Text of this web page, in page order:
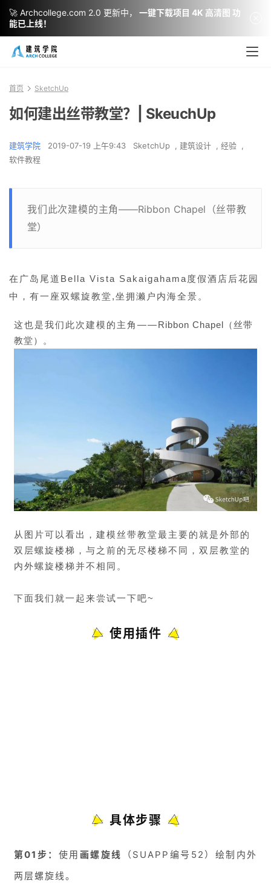
首页 SketchUp
如何建出丝带教堂？| SkeuchUp
建筑学院 2019-07-19 上午9:43 SketchUp , 建筑设计 , 经验 ,
软件教程
我们此次建模的主角——Ribbon Chapel（丝带教
堂）
在广岛尾道Bella Vista Sakaigahama度假酒店后花园
中，有一座双螺旋教堂,坐拥濑户内海全景。
这也是我们此次建模的主角——Ribbon Chapel（丝带
教堂）
。
从图片可以看出，建模丝带教堂最主要的就是外部的
双层螺旋楼梯，与之前的无尽楼梯不同，双层教堂的
内外螺旋楼梯并不相同。
下面我们就一起来尝试一下吧~
使用插件
具体步骤
第01步： 使用 画螺旋线
（SUAPP编号52）绘制内外
两层螺旋线。
🚀 Archcollege.com 2.0 更新中，
一键下载项目 4K 高清图 功
能已上线！